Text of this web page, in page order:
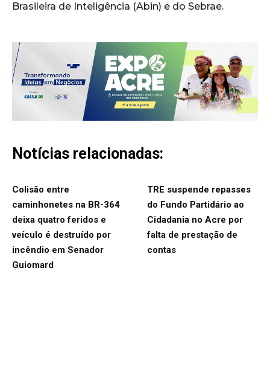
Brasileira de Inteligência (Abin) e do Sebrae.
Notícias relacionadas:
Colisão entre
caminhonetes na BR-364
deixa quatro feridos e
veículo é destruído por
incêndio em Senador
Guiomard
TRE suspende repasses
do Fundo Partidário ao
Cidadania no Acre por
falta de prestação de
contas